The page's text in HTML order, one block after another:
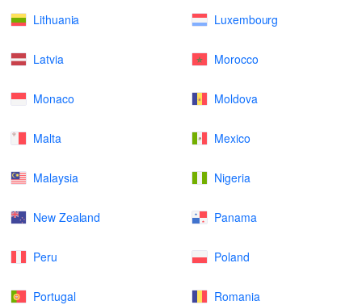
Lithuania Luxembourg
Latvia Morocco
Monaco Moldova
Malta Mexico
Malaysia Nigeria
New Zealand Panama
Peru Poland
Portugal Romania